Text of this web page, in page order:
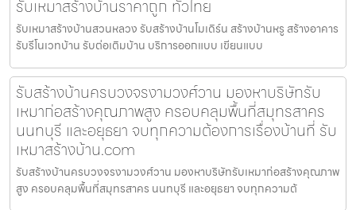
รับเหมาสร้างบ้านราคาถูก ทั่วไทย
รับเหมาสร้างบ้านสวนหลวง รับสร้างบ้านโมเดิร์น สร้างบ้านหรู สร้างอาคาร
รับรีโนเวทบ้าน รับต่อเติมบ้าน บริการออกแบบ เขียนแบบ
รับสร้างบ้านครบวงจรงามวงศ์วาน มองหาบริษัทรับ
เหมาก่อสร้างคุณภาพสูง ครอบคลุมพื้นที่สมุทรสาคร
นนทบุรี และอยุธยา จบทุกความต้องการเรื่องบ้านที่ รับ
เหมาสร้างบ้าน.com
รับสร้างบ้านครบวงจรงามวงศ์วาน มองหาบริษัทรับเหมาก่อสร้างคุณภาพ
สูง ครอบคลุมพื้นที่สมุทรสาคร นนทบุรี และอยุธยา จบทุกความต้